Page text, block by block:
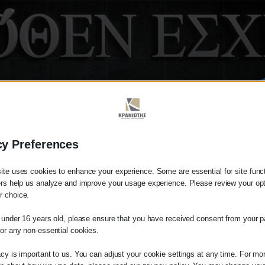
σε οποιαδήποτε παραγγελία
Preferences
uses cookies to enhance your experience. Some are essential for site
help us analyze and improve your usage experience. Please review your
choice.
16 years old, please ensure that you have received consent from your
any non-essential cookies.
is important to us. You can adjust your cookie settings at any time. For